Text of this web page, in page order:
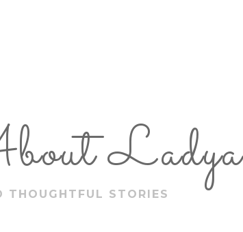
Ladya
STORIES